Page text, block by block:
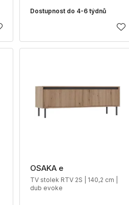
Dostupnost do 4-6 týdnů
OSAKA e
TV stolek RTV 2S | 140,2 cm |
dub evoke